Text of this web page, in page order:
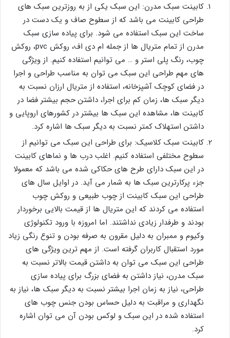
کابینت سبک مدرن: این سبک یکی از به روزترین سبک های
طراحی کابینت می باشد که از سطوح صاف و یک دست در
ساخت این سبک استفاده می شود. برای پیاده سازی سبک
مدرن از تمام متریال ها از جمله ام دی اف، روکش pvc، روکش
چوب، رنگ پلی استر و … می توانیم استفاده کنیم. از ویژگی
های مهم طراحی این سبک می توان به مناسب طراحی و اجرا
در فضای کوچک آشپزخانه، استفاده از متریال ارزان نسبت به
دیگر سبک ها، زمان کم برای اجرا، داشتن حجم بیشتر فضا در
کابینت ها، مشاهده این سبک ها بیشتر در کشورهای اروپایی و
داشتن استهلاک کمتر نسبت به دیگر سبک ها اشاره کرد.
کابینت سبک کلاسیک: برای طراحی این سبک می توانیم از
سطوح مختلفی استفاده کنیم. اغلب درب ها و نماهای کابینت
در این سبک دارای طرح های حکاکی شده می باشد که معمولا
جزء پرکارترین سبک ها به شمار می آید. در اوایل سال های
طراحی این سبک کابینت از چوب طبیعی و روکش چوب
استفاده می کردند که این متریال ها از قیمت بالایی برخوردار
بودند و طرفدار زیادی نداشتند. اما امروزه با ورود تکنولوژی
وکیوم و ممبران به دلیل مقرون به صرفه بودن و تنوع رنگی زیاد
مورد استقبال کاربران گرفته است. از مهم ترین ویژگی های
طراحی این سبک می توان به داشتن قیمت بالاتر نسبت به
سبک مدرن، نیاز داشتن به فضای بزرگ برای پیاده سازی
طراحی، نیاز به زمان اجرا بیشتر نسبت به دیگر سبک ها، نیاز به
نگهداری و مراقبت به دلیل حساس بودن جنس چوب های
استفاده شده در این سبک و لوکس بودن آن می توان اشاره
کرد.